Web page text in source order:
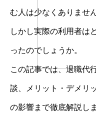
む人は少なくありません
しかし実際の利用者は
ったのでしょうか。
この記事では、退職代
談、メリット・デメリ
の影響まで徹底解説しま